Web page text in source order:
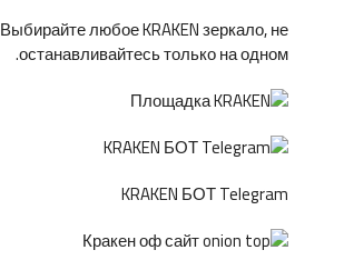
Выбирайте любое KRAKEN зеркало, не
останавливайтесь только на одном.
KRAKEN БОТ Telegram